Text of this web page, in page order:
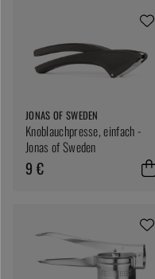
JONAS OF SWEDEN
Knoblauchpresse, einfach -
Jonas of Sweden
9 €